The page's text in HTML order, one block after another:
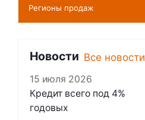
Регионы продаж
Новости Все новости
15 июля 2026
Кредит всего под 4%
годовых